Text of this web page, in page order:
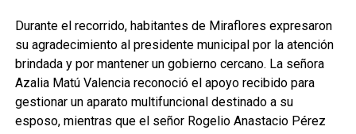
Durante el recorrido, habitantes de Miraflores expresaron
su agradecimiento al presidente municipal por la atención
brindada y por mantener un gobierno cercano. La señora
Azalia Matú Valencia reconoció el apoyo recibido para
gestionar un aparato multifuncional destinado a su
esposo, mientras que el señor Rogelio Anastacio Pérez